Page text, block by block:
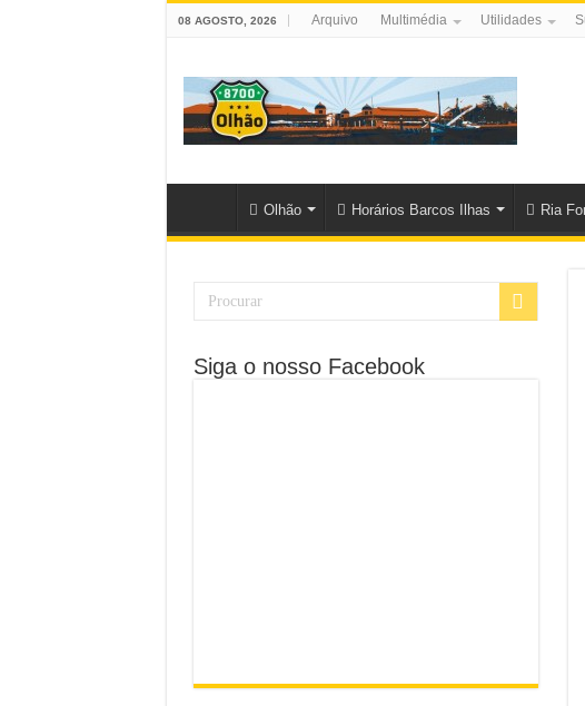
08 AGOSTO, 2026 Arquivo Multimédia Utilidades
Olhão Horários Barcos Ilhas Ria
Siga o nosso Facebook